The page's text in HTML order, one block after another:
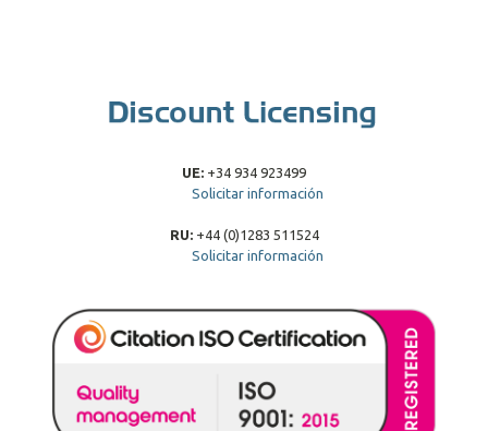
UE: +34 934 923499
Solicitar información
RU:+44 (0)1283 511524
Solicitar información